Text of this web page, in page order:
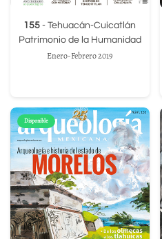
155 - Tehuacán-Cuicatlán
Patrimonio de la Humanidad
Enero-Febrero 2019
Disponible